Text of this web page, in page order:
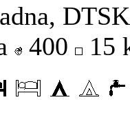
400 15